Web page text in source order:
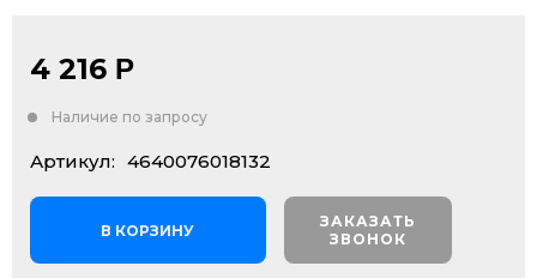
4 216 Р
Наличие по запросу
Артикул: 4640076018132
В КОРЗИНУ
ЗАКАЗАТЬ
ЗВОНОК